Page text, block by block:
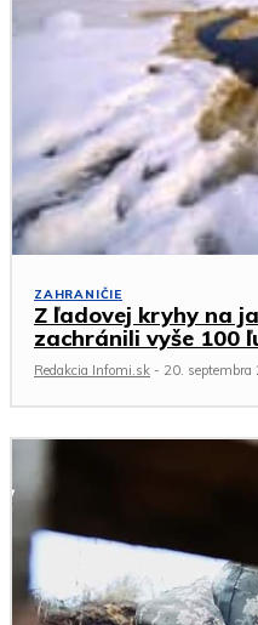
ZAHRANIČIE
Z ľadovej kryhy na
zachránili vyše 100
Redakcia Infomi.sk - 20. septembra